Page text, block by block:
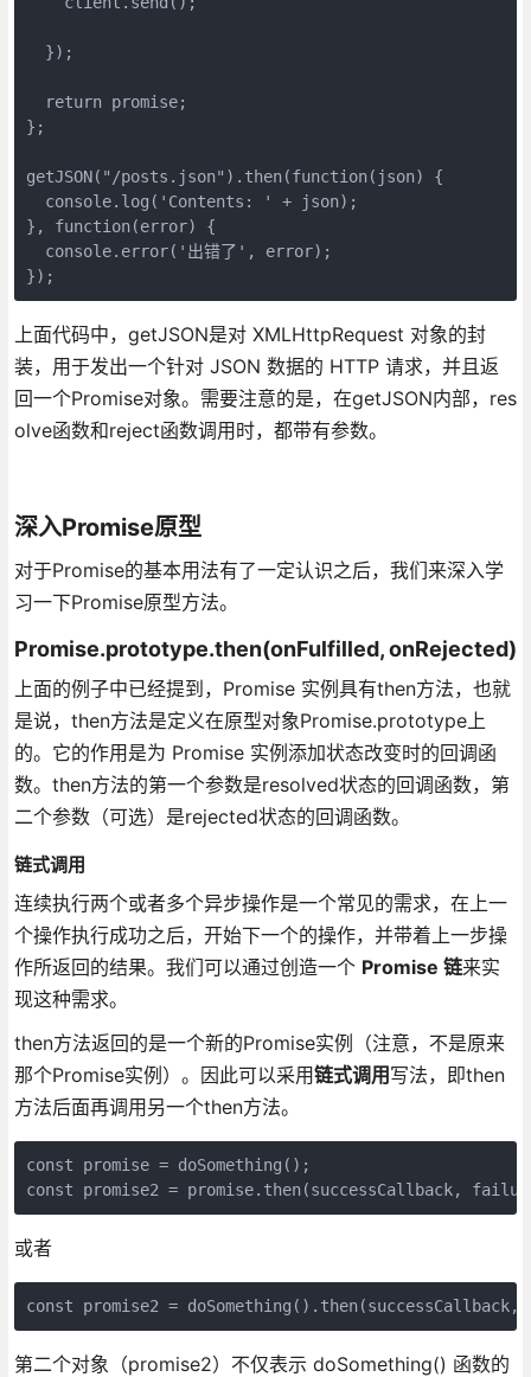
  });
  return promise;
};
getJSON("/posts.json").then(function(json) {
  console.log('Contents: ' + json);
}, function(error) {
  console.error('出错了', error);
上面代码中，getJSON是对 XMLHttpRequest 对象的封
装，用于发出一个针对 JSON 数据的 HTTP 请求，并且返
回一个Promise对象。需要注意的是，在getJSON内部，res
olve函数和reject函数调用时，都带有参数。
深入Promise原型
对于Promise的基本用法有了一定认识之后，我们来深入学
习一下Promise原型方法。
Promise.prototype.then(onFulfilled, onRejected)
上面的例子中已经提到，Promise 实例具有then方法，也就
是说，then方法是定义在原型对象Promise.prototype上
的。它的作用是为 Promise 实例添加状态改变时的回调函
数。then方法的第一个参数是resolved状态的回调函数，第
二个参数（可选）是rejected状态的回调函数。
链式调用
连续执行两个或者多个异步操作是一个常见的需求，在上一
个操作执行成功之后，开始下一个的操作，并带着上一步操
作所返回的结果。我们可以通过创造一个 Promise 链来实
现这种需求。
then方法返回的是一个新的Promise实例（注意，不是原来
那个Promise实例）。因此可以采用链式调用写法，即then
方法后面再调用另一个then方法。
const promise = doSomething();
const promise2 = promise.then(successCallback,
或者
const promise2 =
第二个对象（promise2）不仅表示 doSomething() 函数的